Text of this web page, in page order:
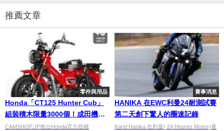
推薦文章
零件與用品
Honda「CT125 Hunter Cub」
組裝積木限量3000個！成田機場
限定販售×523塊零件×輪胎可轉
CAMSHOP.JP推出Honda官方授權
賽事消息
HANIKA 在EWC利曼24耐測試賽
第二天創下驚人的圈速記錄
Karel Hanika 在利曼( 24 Heures Motos)賽